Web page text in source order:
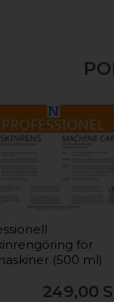
för
(500 ml)
249,00